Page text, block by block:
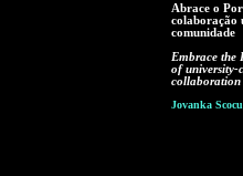
Abrace o
colaboração
comunidade
Embrace the
of university-
collaboration
Jovanka